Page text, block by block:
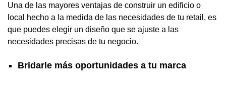
Una de las mayores ventajas de construir un edificio o
local hecho a la medida de las necesidades de tu retail, es
que puedes elegir un diseño que se ajuste a las
necesidades precisas de tu negocio.
Bridarle más oportunidades a tu marca